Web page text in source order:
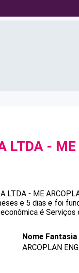
LTDA - ME
LTDA - ME
e 5 dias e foi
é Serviços
Nome Fantasia
ARCOPLAN